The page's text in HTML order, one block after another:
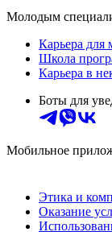
Молодым
Карьера для
Школа
Карьера в
Боты для
Мобильное
Этика и
Оказание